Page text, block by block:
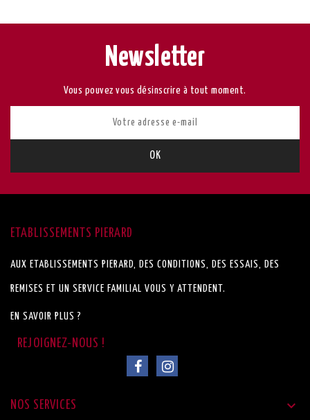
Newsletter
Vous pouvez vous désinscrire à tout moment.
ETABLISSEMENTS PIERARD
AUX ETABLISSEMENTS PIERARD, DES CONDITIONS, DES ESSAIS, DES
REMISES ET UN SERVICE FAMILIAL VOUS Y ATTENDENT.
EN SAVOIR PLUS ?
NOS SERVICES 